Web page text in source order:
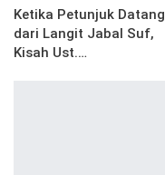
Ketika Petunjuk Datang
dari Langit Jabal Suf,
Kisah Ust.…